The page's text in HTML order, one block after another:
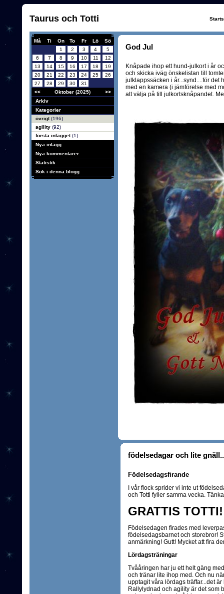
Taurus och Totti
Må Ti On To Fr Lö
Sö
1
2 3 4
5
6
7 8 9 10 11
12
13
14 15 16 17 18
19
20
21 22 23 24 25
26
27
28 29 30
31
<<
Oktober (2025)
>>
Arkiv
Kategorier
övrigt(196)
agility (92)
första inlägget(1)
Nya inlägg
Nya kommentarer
Statistik
Sök i denna blogg
God Jul
Knåpade ihop ett hund-julkort i år
och skicka iväg önskelistan till
julklappssäcken i år...synd....för det
med en kamera (i jämförelse med
att välja på till julkortsknåpandet.
födelsedagar och lite
Födelsedagsfirande
I vår flock sprider vi inte ut
och Totti fyller samma vecka.
GRATTIS
Födelsedagen firades med
födelsedagsbarnet och storebror!
anmärkning! Gutt! Mycket att fira
Lördagsträningar
Tvååringen har ju ett helt gäng
och tränar lite ihop med. Och nu
upptagit våra lördags träffar...det
Rallylydnad och agility är det som